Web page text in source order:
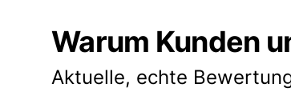
Warum Kunden
Aktuelle, echte